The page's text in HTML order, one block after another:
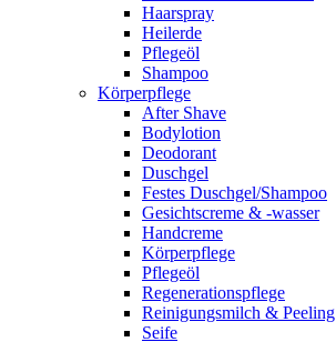
Haarspray
Heilerde
Pflegeöl
Shampoo
Körperpflege
After Shave
Bodylotion
Deodorant
Duschgel
Festes Duschgel/Shampoo
Gesichtscreme & -wasser
Handcreme
Körperpflege
Pflegeöl
Regenerationspflege
Reinigungsmilch & Peeling
Seife